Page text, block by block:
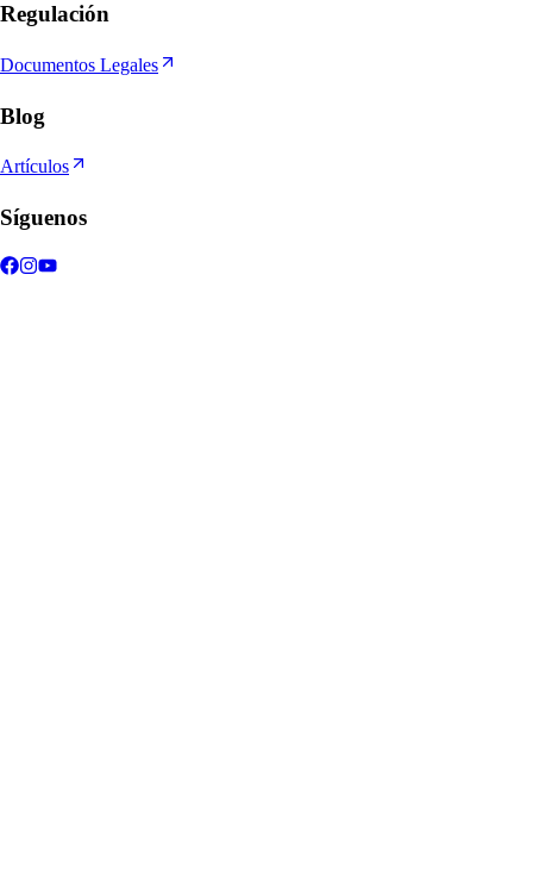
Regulación
Documentos Legales
Blog
Artículos
Síguenos